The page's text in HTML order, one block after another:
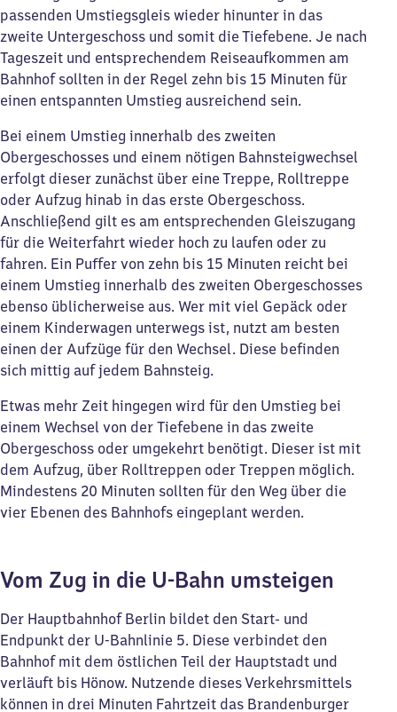
passenden Umstiegsgleis wieder hinunter in das
zweite Untergeschoss und somit die Tiefebene. Je nach
Tageszeit und entsprechendem Reiseaufkommen am
Bahnhof sollten in der Regel zehn bis 15 Minuten für
einen entspannten Umstieg ausreichend sein.
Bei einem Umstieg innerhalb des zweiten
Obergeschosses und einem nötigen Bahnsteigwechsel
erfolgt dieser zunächst über eine Treppe, Rolltreppe
oder Aufzug hinab in das erste Obergeschoss.
Anschließend gilt es am entsprechenden Gleiszugang
für die Weiterfahrt wieder hoch zu laufen oder zu
fahren. Ein Puffer von zehn bis 15 Minuten reicht bei
einem Umstieg innerhalb des zweiten Obergeschosses
ebenso üblicherweise aus. Wer mit viel Gepäck oder
einem Kinderwagen unterwegs ist, nutzt am besten
einen der Aufzüge für den Wechsel. Diese befinden
sich mittig auf jedem Bahnsteig.
Etwas mehr Zeit hingegen wird für den Umstieg bei
einem Wechsel von der Tiefebene in das zweite
Obergeschoss oder umgekehrt benötigt. Dieser ist mit
dem Aufzug, über Rolltreppen oder Treppen möglich.
Mindestens 20 Minuten sollten für den Weg über die
vier Ebenen des Bahnhofs eingeplant werden.
Vom Zug in die U-Bahn umsteigen
Der Hauptbahnhof Berlin bildet den Start- und
Endpunkt der U-Bahnlinie 5. Diese verbindet den
Bahnhof mit dem östlichen Teil der Hauptstadt und
verläuft bis Hönow. Nutzende dieses Verkehrsmittels
können in drei Minuten Fahrtzeit das Brandenburger